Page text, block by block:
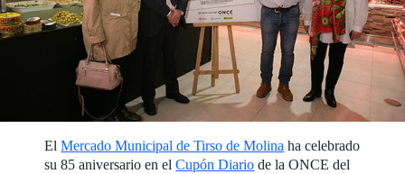
ElMercado Municipal de Tirso de Molina ha celebrado
su 85 aniversario en elCupón Diario de la ONCE del